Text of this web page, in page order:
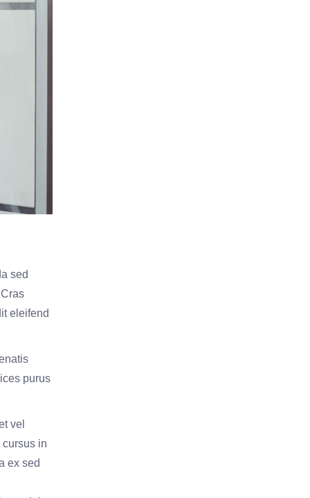
sed
eleifend
purus
vel
in
ex sed